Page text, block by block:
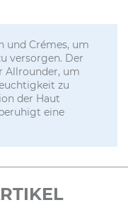
und Crémes, um
versorgen. Der
Allrounder, um
zu
der Haut
eine